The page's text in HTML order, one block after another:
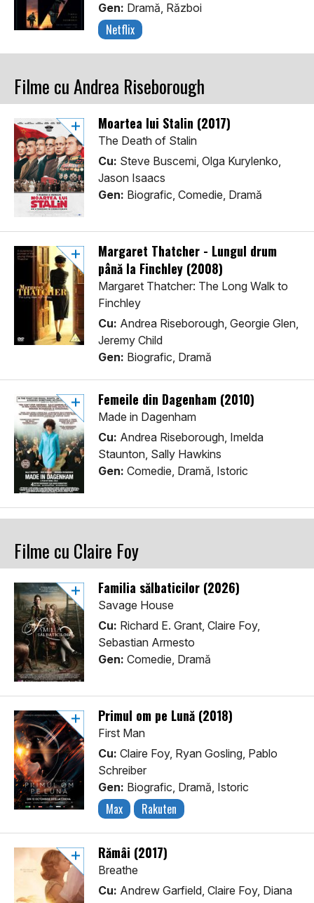
Gen: Dramă, Război
Netflix
Filme cu Andrea Riseborough
Moartea lui Stalin (2017)
The Death of Stalin
Cu: Steve Buscemi, Olga Kurylenko,
Jason Isaacs
Gen: Biografic, Comedie, Dramă
Margaret Thatcher - Lungul drum
până la Finchley (2008)
Margaret Thatcher: The Long Walk to
Finchley
Cu: Andrea Riseborough, Georgie Glen,
Jeremy Child
Gen: Biografic, Dramă
Femeile din Dagenham (2010)
Made in Dagenham
Cu: Andrea Riseborough, Imelda
Staunton, Sally Hawkins
Gen: Comedie, Dramă, Istoric
Filme cu Claire Foy
Familia sălbaticilor (2026)
Savage House
Cu: Richard E. Grant, Claire Foy,
Sebastian Armesto
Gen: Comedie, Dramă
Primul om pe Lună (2018)
First Man
Cu: Claire Foy, Ryan Gosling, Pablo
Schreiber
Gen: Biografic, Dramă, Istoric
Max Rakuten
Rămâi (2017)
Breathe
Cu: Andrew Garfield, Claire Foy, Diana